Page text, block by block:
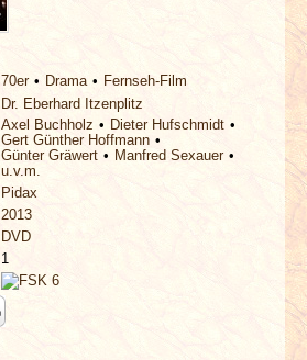
70er Drama
Fernseh-Film
Dr. Eberhard Itzenplitz
Axel Buchholz
Dieter Hufschmidt
Gert Günther Hoffmann
Günter Gräwert
Manfred Sexauer
u.v.m.
Pidax
2013
DVD
1